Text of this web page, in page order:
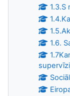
1.3.S
1.6.